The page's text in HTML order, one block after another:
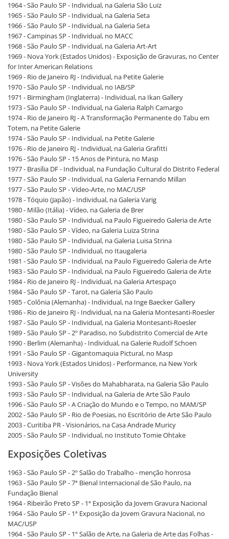
1964 - São Paulo SP - Individual, na Galeria São Luiz
1965 - São Paulo SP - Individual, na Galeria Seta
1966 - São Paulo SP - Individual, na Galeria Seta
1967 - Campinas SP - Individual, no MACC
1968 - São Paulo SP - Individual, na Galeria Art-Art
1969 - Nova York (Estados Unidos) - Exposição de Gravuras, no Center
for Inter American Relations
1969 - Rio de Janeiro RJ - Individual, na Petite Galerie
1970 - São Paulo SP - Individual, no IAB/SP
1971 - Birmingham (Inglaterra) - Individual, na Ikan Gallery
1973 - São Paulo SP - Individual, na Galeria Ralph Camargo
1974 - Rio de Janeiro RJ - A Transformação Permanente do Tabu em
Totem, na Petite Galerie
1974 - São Paulo SP - Individual, na Petite Galerie
1976 - Rio de Janeiro RJ - Individual, na Galeria Grafitti
1976 - São Paulo SP - 15 Anos de Pintura, no Masp
1977 - Brasília DF - Individual, na Fundação Cultural do Distrito Federal
1977 - São Paulo SP - Individual, na Galeria Fernando Millan
1977 - São Paulo SP - Vídeo-Arte, no MAC/USP
1978 - Tóquio (Japão) - Individual, na Galeria Varig
1980 - Milão (Itália) - Vídeo, na Galeria de Brer
1980 - São Paulo SP - Individual, na Paulo Figueiredo Galeria de Arte
1980 - São Paulo SP - Vídeo, na Galeria Luiza Strina
1980 - São Paulo SP - Individual, na Galeria Luisa Strina
1980 - São Paulo SP - Individual, no Itaugaleria
1981 - São Paulo SP - Individual, na Paulo Figueiredo Galeria de Arte
1983 - São Paulo SP - Individual, na Paulo Figueiredo Galeria de Arte
1984 - Rio de Janeiro RJ - Individual, na Galeria Artespaço
1984 - São Paulo SP - Tarot, na Galeria São Paulo
1985 - Colônia (Alemanha) - Individual, na Inge Baecker Gallery
1986 - Rio de Janeiro RJ - Individual, na na Galeria Montesanti-Roesler
1987 - São Paulo SP - Individual, na Galeria Montesanti-Roesler
1989 - São Paulo SP - 2º Paradiso, no Subdistrito Comercial de Arte
1990 - Berlim (Alemanha) - Individual, na Galerie Rudolf Schoen
1991 - São Paulo SP - Gigantomaquia Pictural, no Masp
1993 - Nova York (Estados Unidos) - Performance, na New York
University
1993 - São Paulo SP - Visões do Mahabharata, na Galeria São Paulo
1993 - São Paulo SP - Individual, na Galeria de Arte São Paulo
1996 - São Paulo SP - A Criação do Mundo e o Tempo, no MAM/SP
2002 - São Paulo SP - Rio de Poesias, no Escritório de Arte São Paulo
2003 - Curitiba PR - Visionários, na Casa Andrade Muricy
2005 - São Paulo SP - Individual, no Instituto Tomie Ohtake
Exposições Coletivas
1963 - São Paulo SP - 2º Salão do Trabalho - menção honrosa
1963 - São Paulo SP - 7ª Bienal Internacional de São Paulo, na
Fundação Bienal
1964 - Ribeirão Preto SP - 1ª Exposição da Jovem Gravura Nacional
1964 - São Paulo SP - 1ª Exposição da Jovem Gravura Nacional, no
MAC/USP
1964 - São Paulo SP - 1º Salão de Arte, na Galeria de Arte das Folhas -